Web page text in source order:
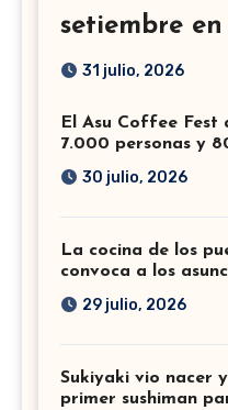
setiembre
31 julio, 2026
El Asu Coffee Fest
7.000 personas y
30 julio, 2026
La cocina de los
convoca a los
29 julio, 2026
Sukiyaki vio nacer
primer sushiman